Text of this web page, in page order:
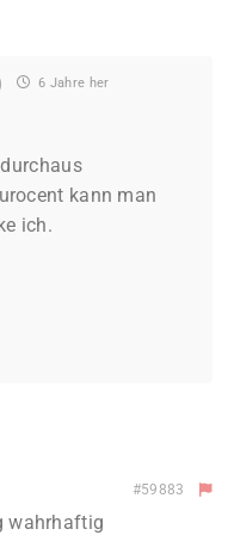
6 Jahre her
kann man
ich.
#59883
wahrhaftig